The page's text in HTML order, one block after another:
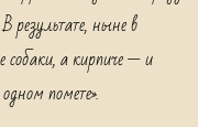
результате, ныне в
собаки, а кирпиче — и
помете».